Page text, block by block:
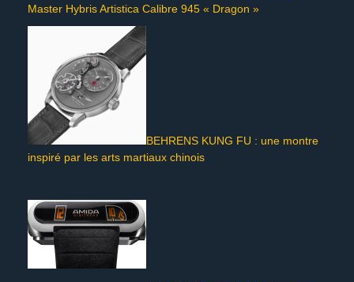
Master Hybris Artistica Calibre 945 « Dragon »
BEHRENS KUNG FU : une montre
inspiré par les arts martiaux chinois